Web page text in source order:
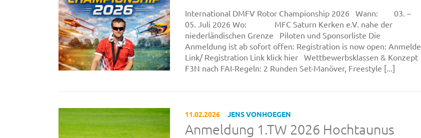
International DMFV Rotor Championship 2026 Wann: 03. –
05. Juli 2026 Wo: MFC Saturn Kerken e.V. nahe der
niederländischen Grenze Piloten und Sponsorliste Die
Anmeldung ist ab sofort offen: Registration is now open: Anmelde
Link/ Registration Link klick hier Wettbewerbsklassen & Konzept
F3N nach FAI-Regeln: 2 Runden Set-Manöver, Freestyle [...]
11.02.2026 JENS VONHOEGEN
Anmeldung 1.TW 2026 Hochtaunus